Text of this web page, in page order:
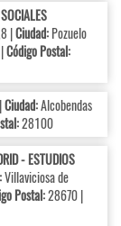
|Ciudad:Pozuelo
Código Postal:
Ciudad:Alcobendas
28100
- ESTUDIOS
Villaviciosa de
Postal:28670 |